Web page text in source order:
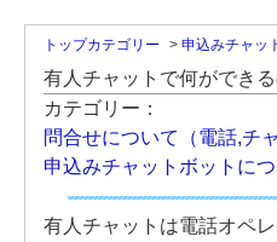
トップカテゴリー > 申込みチャッ
有人チャットで何ができる
カテゴリー：
問合せについて（電話,チ
申込みチャットボットに
有人チャットは電話オペ